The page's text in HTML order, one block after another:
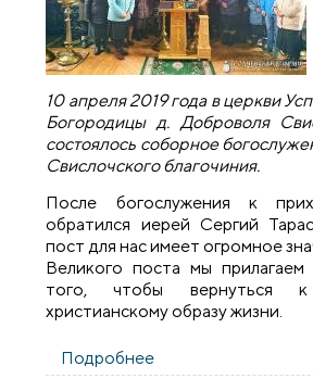
10 апреля 2019 года в церкви
Богородицы д. Доброволя
состоялось соборное
Свислочского благочиния.
После богослужения к
обратился иерей Сергий
пост для нас имеет огромное
Великого поста мы прилагаем
того, чтобы вернуться к
христианскому образу жизни.
Подробнее
Свислочского